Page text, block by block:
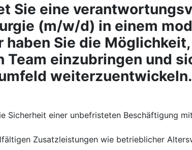
Sie eine
(m/w/d) in einem
Sie die
einzubringen und
weiterzuentwickeln.
Sicherheit einer unbefristeten Beschäftigung
Zusatzleistungen wie betrieblicher